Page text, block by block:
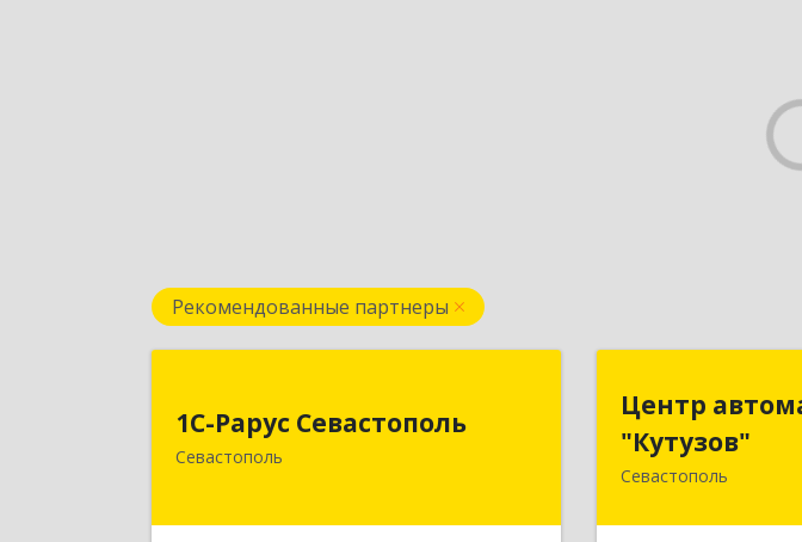
Рекомендованные партнеры
1С-Рарус Севастополь
Севастополь
299011, Севастополь г, Кулакова ул,
Подробнее
Центр
"Кутузов"
Севастополь
299011,